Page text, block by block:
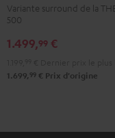
"Ensemble
5.1"
Noir
Variante surround de la
500
1.499,99 €
1.699, 99 € Prix d'origine